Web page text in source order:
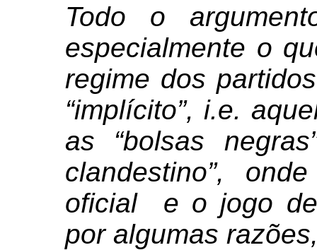
Todo o
especialmente o
regime dos
“implícito”, i.e.
as “bolsas
clandestino”,
oficial
e o jogo
por algumas